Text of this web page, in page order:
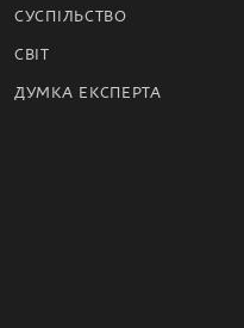
СУСПІЛЬСТВО
СВІТ
ДУМКА ЕКСПЕРТА